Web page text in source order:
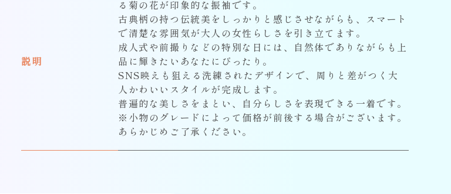
説明
る菊の花が印象的な振袖です。
古典柄の持つ伝統美をしっかりと感じさせながらも、スマート
で清楚な雰囲気が大人の女性らしさを引き立てます。
成人式や前撮りなどの特別な日には、自然体でありながらも上
品に輝きたいあなたにぴったり。
SNS映えも狙える洗練されたデザインで、周りと差がつく大
人かわいいスタイルが完成します。
普遍的な美しさをまとい、自分らしさを表現できる一着です。
※小物のグレードによって価格が前後する場合がございます。
あらかじめご了承ください。